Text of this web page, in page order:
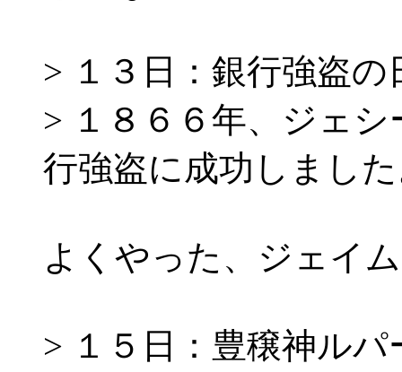
> １３日：銀行強盗の
> １８６６年、ジェ
行強盗に成功しまし
よくやった、ジェイ
> １５日：豊穣神ル